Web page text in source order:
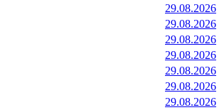
29.08.2026
29.08.2026
29.08.2026
29.08.2026
29.08.2026
29.08.2026
29.08.2026